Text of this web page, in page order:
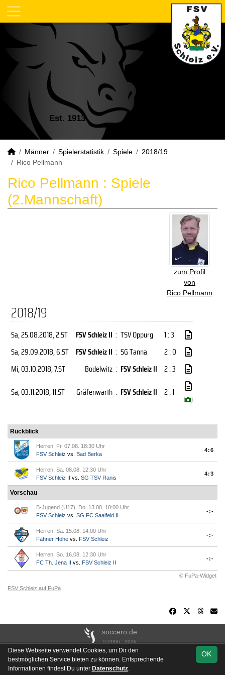
Est. 1913
Männer Spielerstatistik Spiele
2018/19
Rico Pellmann
Rico Pellmann : Spiele
(2.Mannschaft)
zum Profil
von
Rico Pellmann
2018/19
Sa, 25.08.2018, 2.ST FSV Schleiz II : TSV Oppurg
1 : 3
Sa, 29.09.2018, 6.ST FSV Schleiz II : SG Tanna
2 : 0
Mi, 03.10.2018, 7.ST Bodelwitz : FSV Schleiz II 2 : 3
Sa, 03.11.2018, 11.ST Gräfenwarth : FSV Schleiz II 2 : 1
( )
Rückblick
Herren, Fr. 07.08. 18:30 Uhr
FSV Schleiz vs. Bad Berka
4:6
Herren, Sa. 08.08. 12:30 Uhr
FSV Schleiz II vs. SG TSV Ranis
4:3
Vorschau
B-Jugend (U17), Do. 13.08. 18:00 Uhr
FSV Schleiz vs. SG FC Saalfeld II
-:-
Herren, Sa. 15.08. 14:00 Uhr
Fahner Höhe vs. FSV Schleiz
-:-
Herren, So. 16.08. 12:30 Uhr
FC Th. Jena II vs. FSV Schleiz II
-:-
© FuPa-Widget
FSV Schleiz auf FuPa
soccero.de
© 2006 - 2026
Besucherstatistik Kontakt Impressum Links
Datenschutz
Stadion- & Hausordnung
Gästebuch
OK
Diese Webseite verwendet Cookies, um Dir den
bestmöglichen Service bieten zu können. Entsprechende
Informationen findest Du unter Datenschutz.